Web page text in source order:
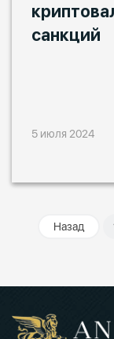
санкций
5 июля 2024
Назад